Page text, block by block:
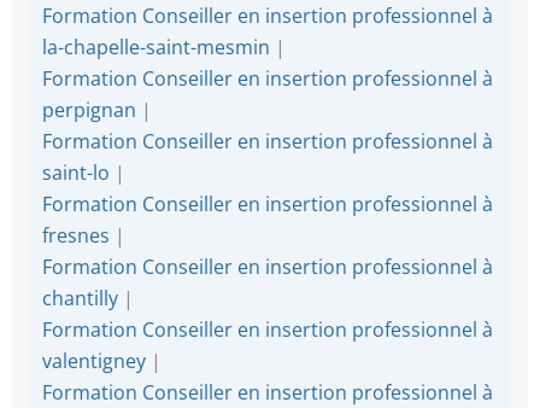
Formation Conseiller en insertion professionnel à
la-chapelle-saint-mesmin |
Formation Conseiller en insertion professionnel à
perpignan |
Formation Conseiller en insertion professionnel à
saint-lo |
Formation Conseiller en insertion professionnel à
fresnes |
Formation Conseiller en insertion professionnel à
chantilly |
Formation Conseiller en insertion professionnel à
valentigney |
Formation Conseiller en insertion professionnel à